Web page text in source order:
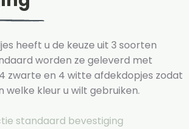
heeft u de keuze uit 3 soorten
worden ze geleverd met
zwarte en 4 witte afdekdopjes zodat
welke kleur u wilt gebruiken.
standaard bevestiging